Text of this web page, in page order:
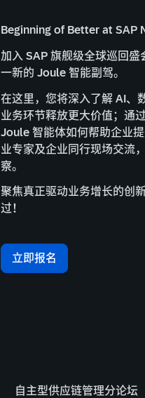
Beginning of Better at SAP
加入 SAP 旗舰级全球巡回
一新的 Joule 智能副驾。
在这里，您将深入了解 AI、
业务环节释放更大价值；通
Joule 智能体如何帮助企业
业专家及企业同行现场交流
察。
聚焦真正驱动业务增长的创
过！
立即报名
自主型供应链管理分论坛